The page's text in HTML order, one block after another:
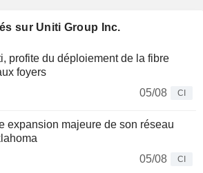
sur Uniti Group Inc.
profite du déploiement de la fibre
foyers
05/08
CI
expansion majeure de son réseau
05/08
CI